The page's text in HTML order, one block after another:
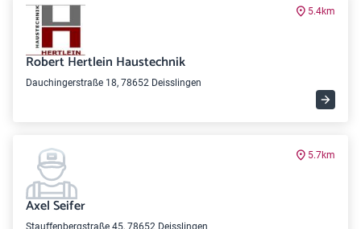
5.4km
Robert Hertlein Haustechnik
Dauchingerstraße 18, 78652 Deisslingen
5.7km
Axel Seifer
Stauffenbergstraße 45, 78652 Deisslingen